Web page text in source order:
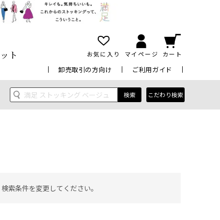
ト お気に入り マイページ カート
卸売取引の方向け ご利用ガイド
検索 こだわり検索
索条件を変更してください。